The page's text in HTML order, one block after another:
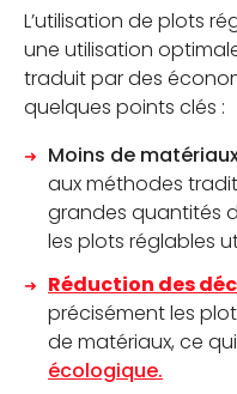
L’utilisation de plots
une utilisation
traduit par des
quelques points clés :
Moins de
aux méthodes
grandes quantités
les plots réglables
Réduction des
précisément les
de matériaux, ce
écologique.